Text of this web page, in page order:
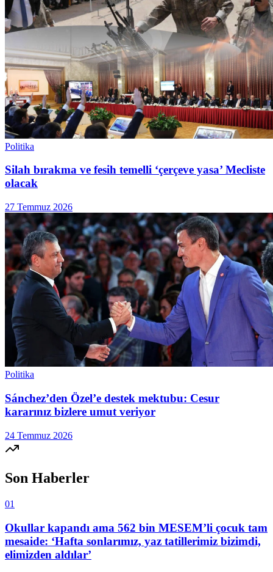
Politika
Silah bırakma ve fesih temelli ‘çerçeve yasa’ Mecliste
olacak
27 Temmuz 2026
Politika
Sánchez’den Özel’e destek mektubu: Cesur
kararınız bizlere umut veriyor
24 Temmuz 2026
Son Haberler
01
Okullar kapandı ama 562 bin MESEM’li çocuk tam
mesaide: ‘Hafta sonlarımız, yaz tatillerimiz bizimdi,
elimizden aldılar’